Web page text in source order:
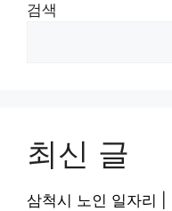
검색
최신 글
삼척시 노인 일자리